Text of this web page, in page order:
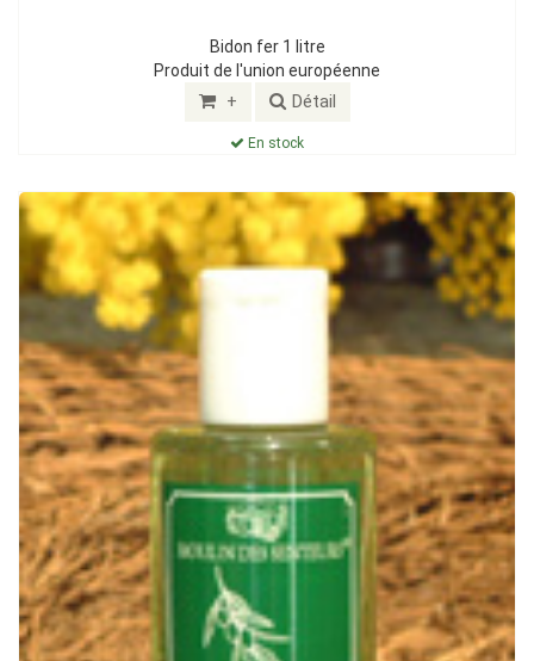
Bidon fer 1 litre
Produit de l'union européenne
+ Détail
En stock